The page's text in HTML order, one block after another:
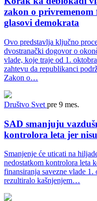
zakon o
glasovi demokrata
Ovo predstavlja ključno
dvostranački dogovor o
vlade, koje traje od 1.
zahtevu da republikanci
Zakon o…
Društvo Svet pre 9 mes.
SAD smanjuju
kontrolora leta jer
Smanjenje će uticati na
nedostatkom kontrolora leta
finansiranja savezne vlade
rezultiralo kašnjenjem…